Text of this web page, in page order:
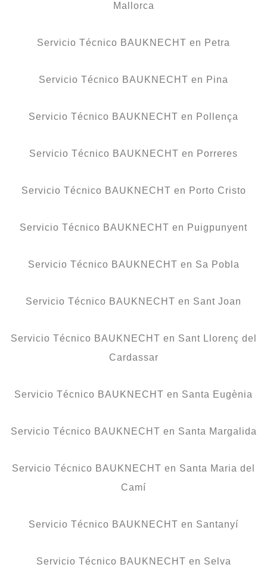
Mallorca
Servicio Técnico BAUKNECHT en Petra
Servicio Técnico BAUKNECHT en Pina
Servicio Técnico BAUKNECHT en Pollença
Servicio Técnico BAUKNECHT en Porreres
Servicio Técnico BAUKNECHT en Porto Cristo
Servicio Técnico BAUKNECHT en Puigpunyent
Servicio Técnico BAUKNECHT en Sa Pobla
Servicio Técnico BAUKNECHT en Sant Joan
Servicio Técnico BAUKNECHT en Sant Llorenç del
Cardassar
Servicio Técnico BAUKNECHT en Santa Eugènia
Servicio Técnico BAUKNECHT en Santa Margalida
Servicio Técnico BAUKNECHT en Santa Maria del
Camí
Servicio Técnico BAUKNECHT en Santanyí
Servicio Técnico BAUKNECHT en Selva